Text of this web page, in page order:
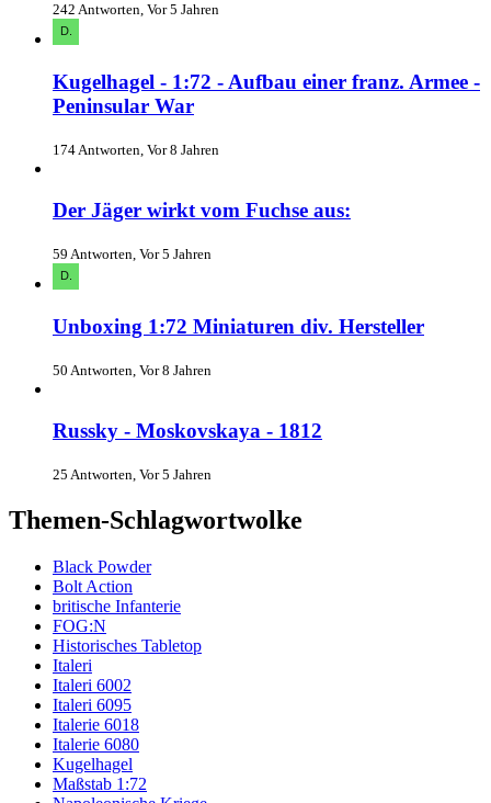
242 Antworten, Vor 5 Jahren
Kugelhagel - 1:72 - Aufbau einer franz. Armee -
Peninsular War
174 Antworten, Vor 8 Jahren
Der Jäger wirkt vom Fuchse aus:
59 Antworten, Vor 5 Jahren
Unboxing 1:72 Miniaturen div. Hersteller
50 Antworten, Vor 8 Jahren
Russky - Moskovskaya - 1812
25 Antworten, Vor 5 Jahren
Themen-Schlagwortwolke
Black Powder
Bolt Action
britische Infanterie
FOG:N
Historisches Tabletop
Italeri
Italeri 6002
Italeri 6095
Italerie 6018
Italerie 6080
Kugelhagel
Maßstab 1:72